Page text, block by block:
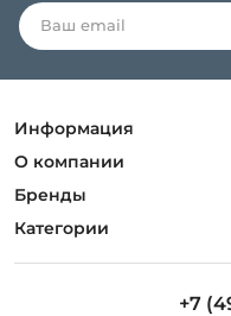
Информация
Политика
Гарантия
Оплата и доставка
О компании
О компании
Контакты
Бренды
Artelamp
Категории
Люстры
+7